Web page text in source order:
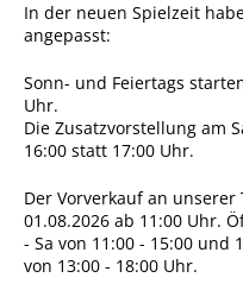
In der neuen Spielzeit
angepasst:
Sonn- und Feiertags
Uhr.
Die Zusatzvorstellung am
16:00 statt 17:00 Uhr.
Der Vorverkauf an
01.08.2026 ab 11:00 Uhr.
- Sa von 11:00 - 15:00 und
von 13:00 - 18:00 Uhr.